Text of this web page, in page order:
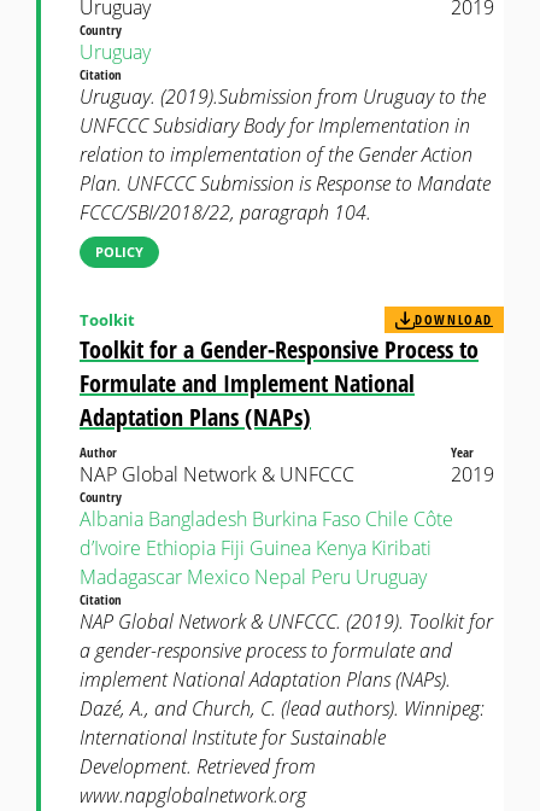
Uruguay 2019
Country
Uruguay
Citation
Uruguay. (2019).Submission from Uruguay to the
UNFCCC Subsidiary Body for Implementation in
relation to implementation of the Gender Action
Plan. UNFCCC Submission is Response to Mandate
FCCC/SBI/2018/22, paragraph 104.
POLICY
Toolkit for a Gender-Responsive Process to
Formulate and Implement National
Adaptation Plans (NAPs)
Toolkit DOWNLOAD
Author
NAP Global Network & UNFCCC
Year
2019
Country
Albania Bangladesh Burkina Faso Chile Côte
d’Ivoire Ethiopia Fiji Guinea Kenya Kiribati
Madagascar Mexico Nepal Peru Uruguay
Citation
NAP Global Network & UNFCCC. (2019). Toolkit for
a gender-responsive process to formulate and
implement National Adaptation Plans (NAPs).
Dazé, A., and Church, C. (lead authors). Winnipeg:
International Institute for Sustainable
Development. Retrieved from
www.napglobalnetwork.org